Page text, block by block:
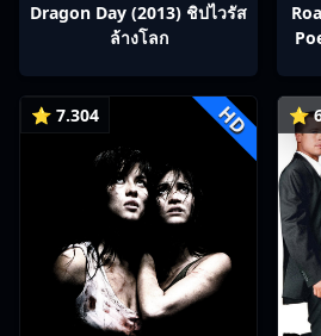
Dragon Day (2013) ชิปไวรัส
ล้างโลก
⭐ 7.304 HD ⭐